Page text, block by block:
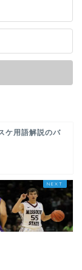
ケ用語解説のバ